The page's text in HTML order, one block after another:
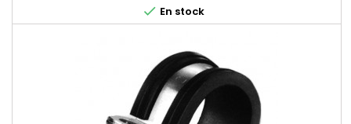
 En stock